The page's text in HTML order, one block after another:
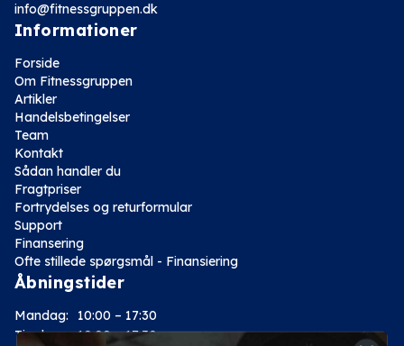
info@fitnessgruppen.dk
Informationer
Forside
Om Fitnessgruppen
Artikler
Handelsbetingelser
Team
Kontakt
Sådan handler du
Fragtpriser
Fortrydelses og returformular
Support
Finansering
Ofte stillede spørgsmål - Finansiering
Åbningstider
Mandag:
10:00 – 17:30
Tirsdag: 10:00 – 17:30